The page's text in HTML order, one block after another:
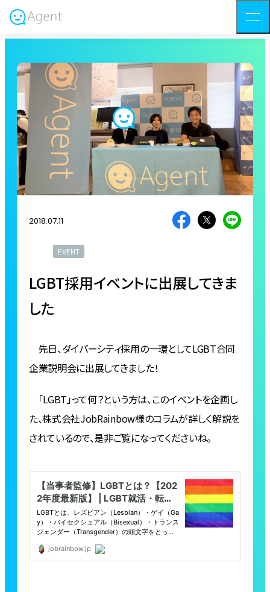
2018.07.11
EVENT
LGBT採用イベントに出展してきま
した
先日、ダイバーシティ採用の一環としてLGBT合同
企業説明会に出展してきました！
「LGBT」って何？という方は、このイベントを企画し
た、株式会社JobRainbow様のコラムが詳しく解説を
されているので、是非ご覧になってくださいね。